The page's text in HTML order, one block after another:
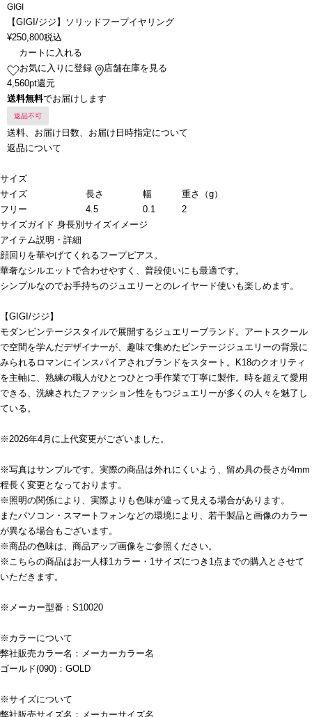
GIGI
【GIGI/ジジ】ソリッドフープイヤリング
¥250,800税込
カートに入れる
お気に入りに登録
店舗在庫を見る
4,560pt還元
送料無料でお届けします
返品不可
送料、お届け日数、お届け日時指定について
返品について
サイズ
サイズ
長さ 幅
重さ（g）
フリー
4.5 0.1
2
サイズガイド 身長別サイズイメージ
アイテム説明・詳細
顔回りを華やげてくれるフープピアス。
華奢なシルエットで合わせやすく、普段使いにも最適です。
シンプルなのでお手持ちのジュエリーとのレイヤード使いも楽しめます。
【GIGI/ジジ】
モダンビンテージスタイルで展開するジュエリーブランド。アートスクール
で空間を学んだデザイナーが、趣味で集めたビンテージジュエリーの背景に
みられるロマンにインスパイアされブランドをスタート。K18のクオリティ
を主軸に、熟練の職人がひとつひとつ手作業で丁寧に製作。時を超えて愛用
できる、洗練されたファッション性をもつジュエリーが多くの人々を魅了し
ている。
※2026年4月に上代変更がございました。
※写真はサンプルです。実際の商品は外れにくいよう、留め具の長さが4mm
程長く変更となっております。
※照明の関係により、実際よりも色味が違って見える場合があります。
またパソコン・スマートフォンなどの環境により、若干製品と画像のカラー
が異なる場合もございます。
※商品の色味は、商品アップ画像をご参照ください。
※こちらの商品はお一人様1カラー・1サイズにつき1点までの購入とさせて
いただきます。
※メーカー型番：S10020
※カラーについて
弊社販売カラー名：メーカーカラー名
ゴールド(090)：GOLD
※サイズについて
弊社販売サイズ名：メーカーサイズ名